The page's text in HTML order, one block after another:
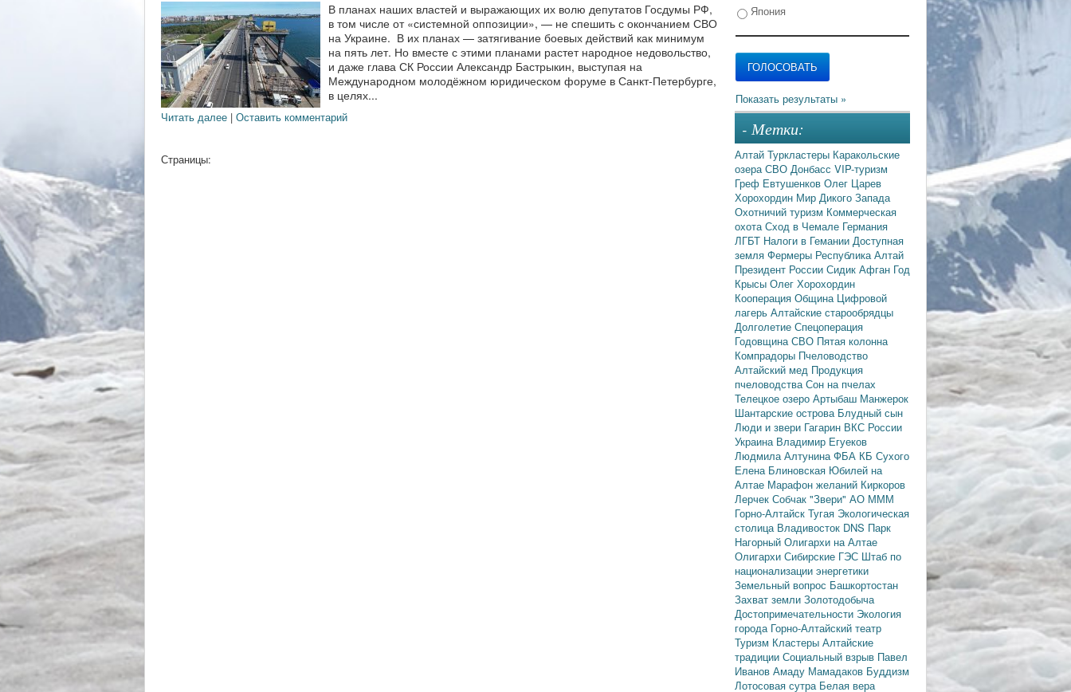
В планах наших властей и выражающих их волю депутатов Госдумы РФ,
в том числе от «системной оппозиции», — не спешить с окончанием СВО
на Украине. В их планах — затягивание боевых действий как минимум
на пять лет. Но вместе с этими планами растет народное недовольство,
и даже глава СК России Александр Бастрыкин, выступая на
Международном молодёжном юридическом форуме в Санкт-Петербурге,
в целях...
Читать далее | Оставить комментарий
Страницы:
Япония
- Метки:
Алтай Туркластеры Каракольские
озераСВО Донбасс VIP-туризм
Греф Евтушенков Олег Царев
Хорохордин Мир Дикого Запада
Охотничий туризм Коммерческая
охотаСход в Чемале Германия
ЛГБТ Налоги в Гемании Доступная
земля Фермеры Республика Алтай
Президент России Сидик Афган Год
Крысы Олег Хорохордин
Кооперация Община Цифровой
лагерь Алтайские старообрядцы
Долголетие Спецоперация
Годовщина СВО Пятая колонна
Компрадоры Пчеловодство
Алтайский мед Продукция
пчеловодстваСон на пчелах
Телецкое озеро Артыбаш Манжерок
Шантарские острова Блудный сын
Люди и звери Гагарин ВКС России
Украина Владимир Егуеков
Людмила АлтунинаФБА КБ Сухого
Елена Блиновская Юбилей на
Алтае Марафон желаний Киркоров
Лерчек Собчак "Звери" АО МММ
Горно-Алтайск Тугая Экологическая
столица Владивосток DNS Парк
Нагорный Олигархи на Алтае
Олигархи Сибирские ГЭС Штаб по
национализации энергетики
Земельный вопрос Башкортостан
Захват земли Золотодобыча
Достопримечательности Экология
города Горно-Алтайский театр
Туризм Кластеры Алтайские
традиции Социальный взрыв Павел
Иванов Амаду Мамадаков Буддизм
Лотосовая сутра Белая вера